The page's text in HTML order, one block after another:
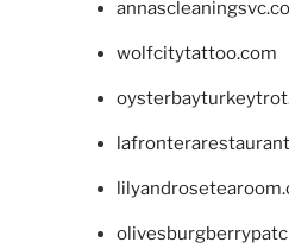
wolfcitytattoo.com